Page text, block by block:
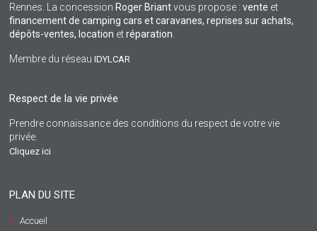
Rennes. La concession Roger Briantvous propose : vente et
financement de camping cars et caravanes, reprises sur achats,
dépôts-ventes, location etréparation
Membre du réseauIDYLCAR
Respect de la vie privée
Prendre connaissance des conditions du respect de votre vie
privée.
Cliquez ici
PLAN DU SITE
Accueil